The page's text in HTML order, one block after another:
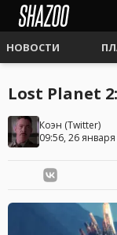
НОВОСТИ
Lost Planet
Коэн (Twitter)
09:56, 26